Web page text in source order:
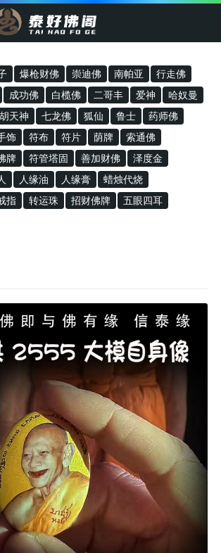
爆枪财佛 崇迪佛 南帕亚
行走佛
成功佛 白榄佛 二哥丰 爱神
哈奴曼
天神 七龙佛 狐仙 鲁士
药师佛
饰 符布 符片 荫牌
索通佛
牌 符管塔固 善加财佛
泽度金
人缘油 人缘膏
蜡烛代烧
指 转运珠 招财佛牌
五眼四耳